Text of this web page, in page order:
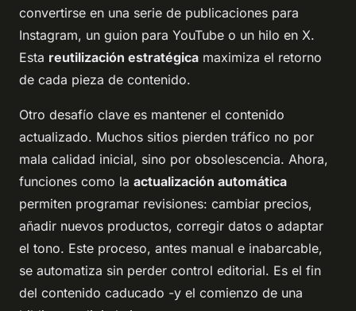
convertirse en una serie de publicaciones para
Instagram, un guion para YouTube o un hilo en X.
Esta reutilización estratégica maximiza el retorno
de cada pieza de contenido.
Otro desafío clave es mantener el contenido
actualizado. Muchos sitios pierden tráfico no por
mala calidad inicial, sino por obsolescencia. Ahora,
funciones como la actualización automática
permiten programar revisiones: cambiar precios,
añadir nuevos productos, corregir datos o adaptar
el tono. Este proceso, antes manual e inabarcable,
se automatiza sin perder control editorial. Es el fin
del contenido caducado -y el comienzo de una